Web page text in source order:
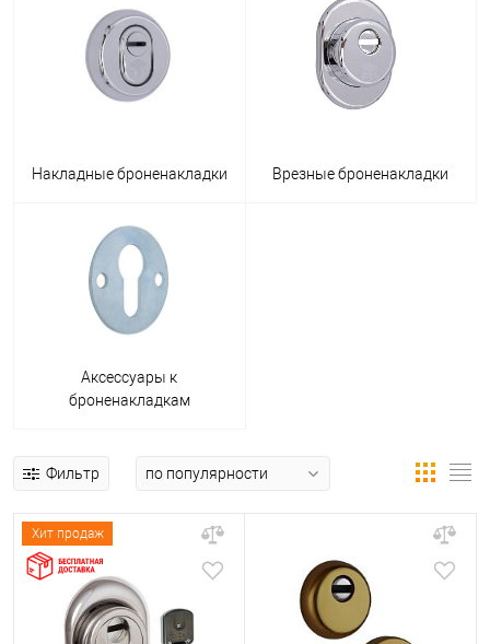
Накладные броненакладки Врезные броненакладки
Аксессуары к
броненакладкам
Фильтр
Хит продаж